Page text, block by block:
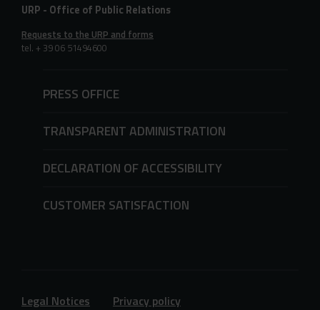
URP - Office of Public Relations
Requests to the URP and forms
tel. + 39 06 51494600
PRESS OFFICE
TRANSPARENT ADMINISTRATION
DECLARATION OF ACCESSIBILITY
CUSTOMER SATISFACTION
Legal Notices
Privacy policy